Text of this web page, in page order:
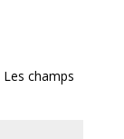
Les champs